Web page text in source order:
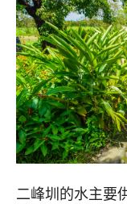
二峰圳的水主要